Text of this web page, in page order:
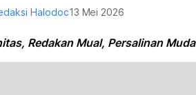
Halodoc13 Mei 2026
Redakan Mual, Persalinan